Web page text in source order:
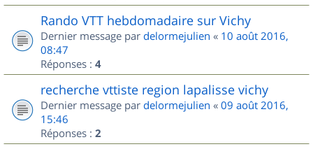
Rando VTT hebdomadaire sur Vichy
Dernier message par delormejulien « 10 août 2016,
08:47
Réponses : 4
recherche vttiste region lapalisse vichy
Dernier message par delormejulien « 09 août 2016,
15:46
Réponses : 2